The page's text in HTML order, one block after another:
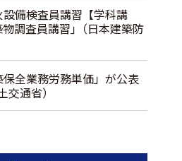
備検査員講習【学科講
調査員講習｣（日本建築防
保全業務労務単価」が公表
交通省）